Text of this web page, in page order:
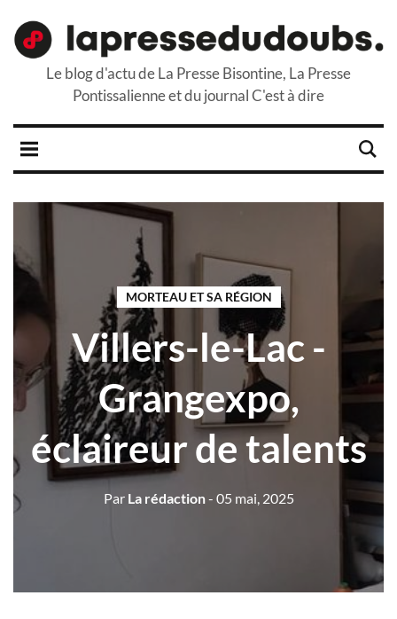
Le blog d'actu de La Presse Bisontine, La Presse
Pontissalienne et du journal C'est à dire
MORTEAU ET SA RÉGION
Villers-le-Lac -
Grangexpo,
éclaireur de talents
ParLa rédaction- 05 mai, 2025